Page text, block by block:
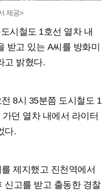
제공>
시철도 1호선 열차 내
받고 있는 A씨를 방화미
고 밝혔다.
8시 35분쯤 도시철도 1
던 열차 내에서 라이터
다.
제지했고 진천역에서
신고를 받고 출동한 경찰